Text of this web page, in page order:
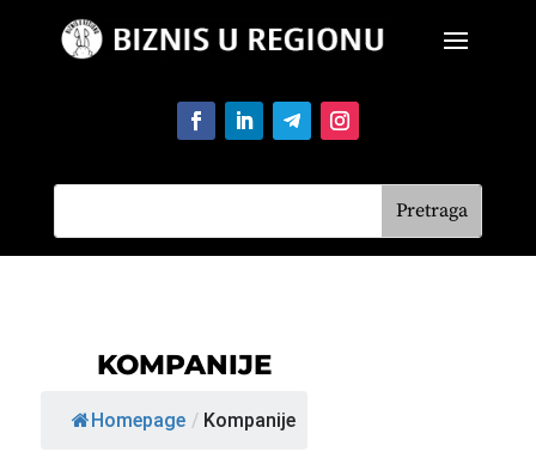
KOMPANIJE
Homepage / Kompanije